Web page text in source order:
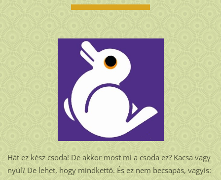
Hát ez kész csoda! De akkor most mi a csoda ez? Kacsa vagy
nyúl? De lehet, hogy mindkettő. És ez nem becsapás, vagyis: